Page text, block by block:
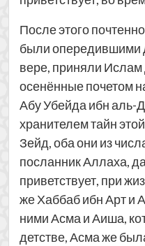
После этого
были опередившими
вере, приняли Ислам
осенённые почетом
Абу Убейда ибн аль-
хранителем тайн
Зейд, оба они из
посланник Аллаха,
приветствует, при
же Хаббаб ибн Арт и
ними Асма и Аиша,
детстве, Асма же